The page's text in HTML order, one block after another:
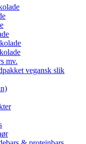
mv.
vegansk slik